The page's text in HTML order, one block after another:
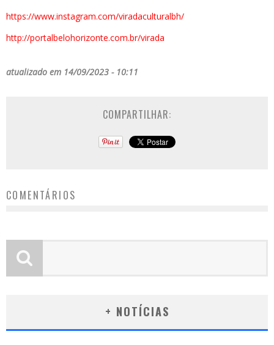
https://www.instagram.com/viradaculturalbh/
http://portalbelohorizonte.com.br/virada
atualizado em 14/09/2023 - 10:11
COMPARTILHAR:
COMENTÁRIOS
+ NOTÍCIAS